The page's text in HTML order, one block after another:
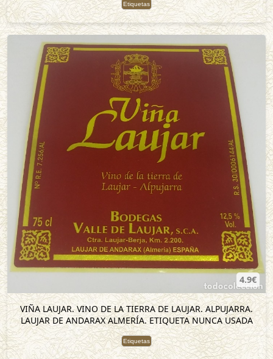
Etiquetas
4.9€
VIÑA LAUJAR. VINO DE LA TIERRA DE LAUJAR. ALPUJARRA.
LAUJAR DE ANDARAX ALMERÍA. ETIQUETA NUNCA USADA
Etiquetas